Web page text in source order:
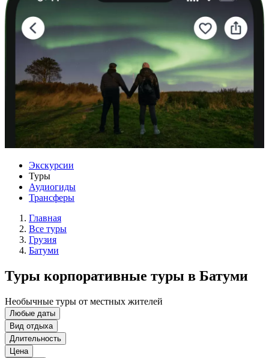
Экскурсии
Туры
Аудиогиды
Трансферы
Главная
Все туры
Грузия
Батуми
Туры корпоративные туры в Батуми
Необычные туры от местных жителей
Любые даты
Вид отдыха
Длительность
Цена